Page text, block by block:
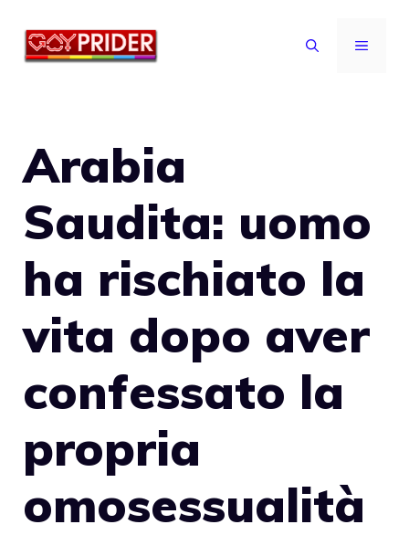
MENU
Arabia
Saudita: uomo
ha rischiato la
vita dopo aver
confessato la
propria
omosessualità